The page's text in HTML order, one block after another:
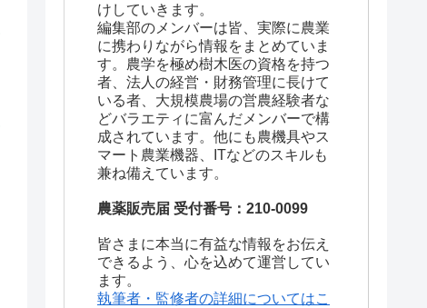
けしていきます。
編集部のメンバーは皆、実際に農業
に携わりながら情報をまとめていま
す。農学を極め樹木医の資格を持つ
者、法人の経営・財務管理に長けて
いる者、大規模農場の営農経験者な
どバラエティに富んだメンバーで構
成されています。他にも農機具やス
マート農業機器、ITなどのスキルも
兼ね備えています。
農薬販売届 受付番号：210-0099
皆さまに本当に有益な情報をお伝え
できるよう、心を込めて運営してい
ます。
執筆者・監修者の詳細についてはこ